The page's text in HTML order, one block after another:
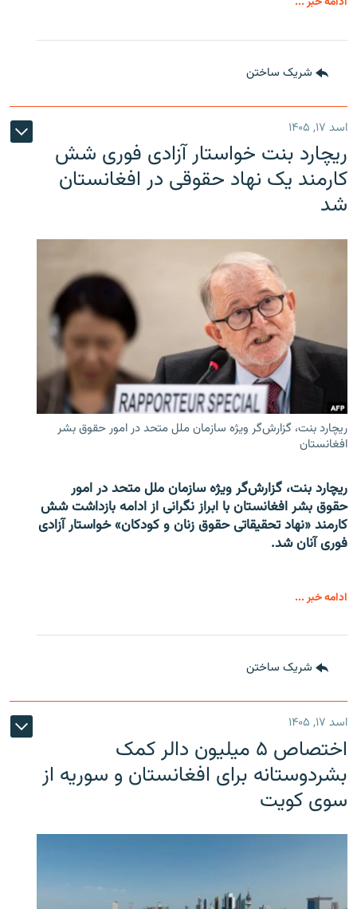
شریک ساختن
اسد ۱۷, ۱۴۰۵
ریچارد بنت خواستار آزادی فوری شش
کارمند یک نهاد حقوقی در افغانستان
شد
ریچارد بنت، گزارش‌گر ویژه سازمان ملل متحد در امور حقوق بشر
افغانستان
ریچارد بنت، گزارش‌گر ویژه سازمان ملل متحد در امور
حقوق بشر افغانستان با ابراز نگرانی از ادامه بازداشت شش
کارمند «نهاد تحقیقاتی حقوق زنان و کودکان» خواستار آزادی
فوری آنان شد.
ادامه خبر ...
شریک ساختن
اسد ۱۷, ۱۴۰۵
اختصاص ۵ میلیون دالر کمک
بشردوستانه برای افغانستان و سوریه از
سوی کویت